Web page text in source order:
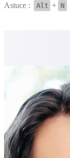
Astuce :
Alt + N